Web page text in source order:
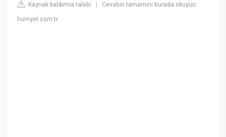
Kaynak kaldırma talebi |Cevabın tamamını burada okuyun:
hurriyet.com.tr